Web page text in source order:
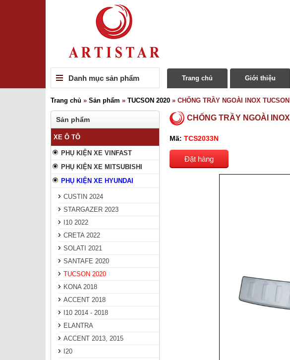
Danh mục sản phẩm Trang chủ Giới thiệu
Trang chủ » Sản phẩm » TUCSON 2020 » CHỐNG TRẦY NGOÀI INOX
Sản phẩm
XE Ô TÔ
PHỤ KIỆN XE VINFAST
PHỤ KIỆN XE MITSUBISHI
PHỤ KIỆN XE HYUNDAI
CUSTIN 2024
STARGAZER 2023
I10 2022
CRETA 2022
SOLATI 2021
SANTAFE 2020
TUCSON 2020
KONA 2018
ACCENT 2018
I10 2014 - 2018
ELANTRA
ACCENT 2013, 2015
I20
CHỐNG TRẦY NGOÀI
Mã: TCS2033N
Đặt hàng